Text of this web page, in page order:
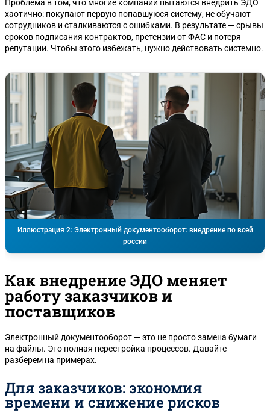
Проблема в том, что многие компании пытаются внедрить ЭДО
хаотично: покупают первую попавшуюся систему, не обучают
сотрудников и сталкиваются с ошибками. В результате — срывы
сроков подписания контрактов, претензии от ФАС и потеря
репутации. Чтобы этого избежать, нужно действовать системно.
Иллюстрация 2: Электронный документооборот: внедрение по всей
россии
Как внедрение ЭДО меняет
работу заказчиков и
поставщиков
Электронный документооборот — это не просто замена бумаги
на файлы. Это полная перестройка процессов. Давайте
разберем на примерах.
Для заказчиков: экономия
времени и снижение рисков